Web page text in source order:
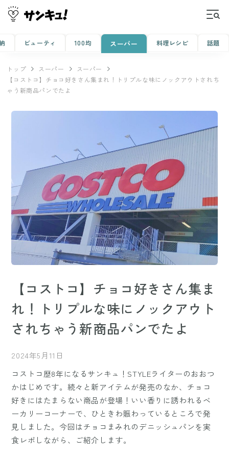
ビューティ 100均 スーパー 料理レシピ 話題
トップ スーパー
スーパー
【コストコ】チョコ好きさん集まれ！トリプルな味にノックアウトされち
ゃう新商品パンでたよ
【コストコ】チョコ好きさん集ま
れ！トリプルな味にノックアウト
されちゃう新商品パンでたよ
2024年5月11日
コストコ歴8年になるサンキュ！STYLEライターのおおつ
かはじめです。続々と新アイテムが発売のなか、チョコ
好きにはたまらない商品が登場！いい香りに誘われるベ
ーカリーコーナーで、ひときわ賑わっているところで発
見しました。今回はチョコまみれのデニッシュパンを実
食レポしながら、ご紹介します。